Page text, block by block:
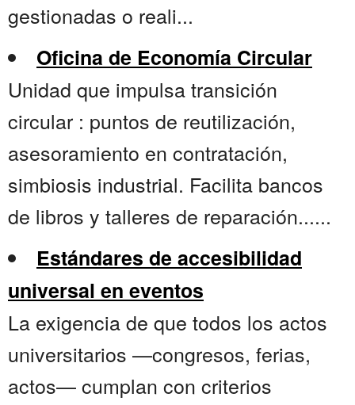
gestionadas o reali...
Oficina de Economía Circular
Unidad que impulsa transición
circular : puntos de reutilización,
asesoramiento en contratación,
simbiosis industrial. Facilita bancos
de libros y talleres de reparación......
Estándares de accesibilidad
universal en eventos
La exigencia de que todos los actos
universitarios —congresos, ferias,
actos— cumplan con criterios